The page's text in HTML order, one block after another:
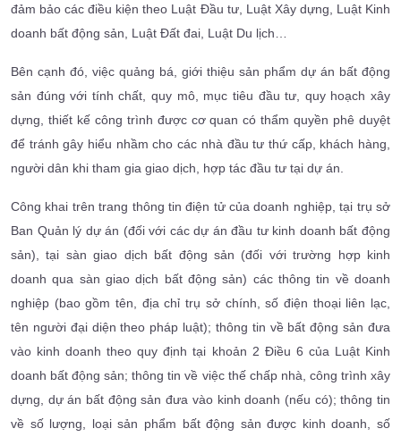
đảm bảo các điều kiện theo Luật Đầu tư, Luật Xây dựng, Luật Kinh
doanh bất động sản, Luật Đất đai, Luật Du lịch…
Bên cạnh đó, việc quảng bá, giới thiệu sản phẩm dự án bất động
sản đúng với tính chất, quy mô, mục tiêu đầu tư, quy hoạch xây
dựng, thiết kế công trình được cơ quan có thẩm quyền phê duyệt
để tránh gây hiểu nhầm cho các nhà đầu tư thứ cấp, khách hàng,
người dân khi tham gia giao dịch, hợp tác đầu tư tại dự án.
Công khai trên trang thông tin điện tử của doanh nghiệp, tại trụ sở
Ban Quản lý dự án (đối với các dự án đầu tư kinh doanh bất động
sản), tại sàn giao dịch bất động sản (đối với trường hợp kinh
doanh qua sàn giao dịch bất động sản) các thông tin về doanh
nghiệp (bao gồm tên, địa chỉ trụ sở chính, số điện thoại liên lạc,
tên người đại diện theo pháp luật); thông tin về bất động sản đưa
vào kinh doanh theo quy định tại khoản 2 Điều 6 của Luật Kinh
doanh bất động sản; thông tin về việc thế chấp nhà, công trình xây
dựng, dự án bất động sản đưa vào kinh doanh (nếu có); thông tin
về số lượng, loại sản phẩm bất động sản được kinh doanh, số